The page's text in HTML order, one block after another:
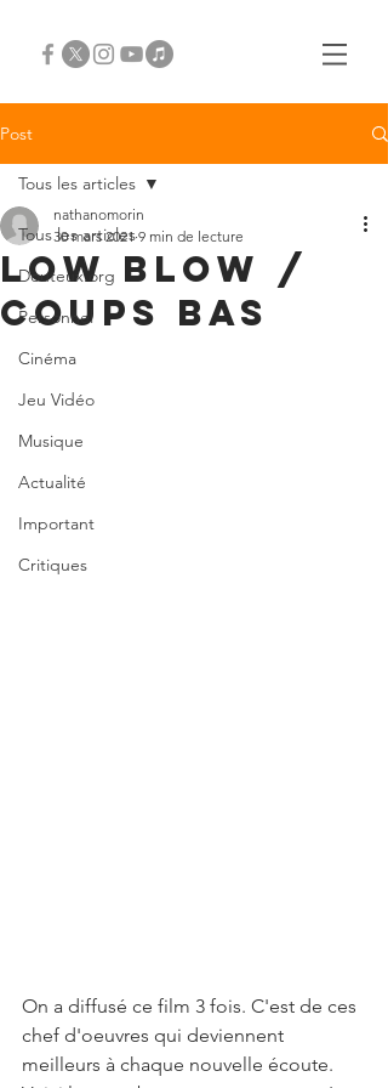
Post
Tous les articles
Douteux.org
Personnel
Cinéma
Jeu Vidéo
Musique
Actualité
Important
Critiques
Tous les articles
Low Blow /
Coups bas
nathanomorin
30 mars 2021 9 min de lecture
On a diffusé ce film 3 fois. C'est de ces
chef d'oeuvres qui deviennent
meilleurs à chaque nouvelle écoute.